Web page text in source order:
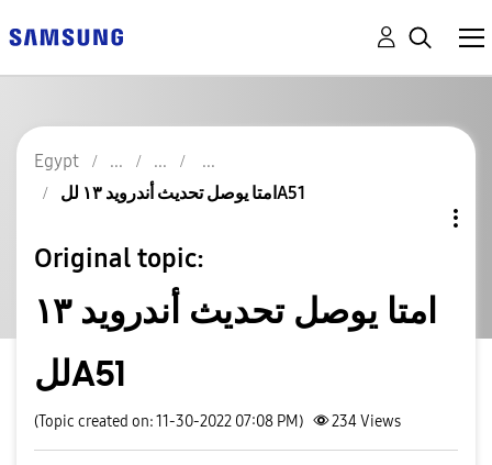
Egypt
امتا يوصل تحديث أندرويد ١٣ للA51
Original topic:
امتا يوصل تحديث أندرويد ١٣
للA51
(Topic created on: 11-30-2022 07:08 PM) 234Views